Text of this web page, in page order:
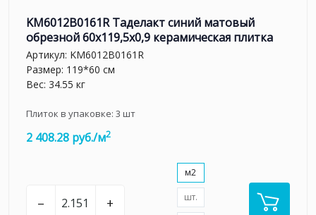
KM6012B0161R Таделакт синий матовый
обрезной 60x119,5x0,9 керамическая плитка
Артикул: KM6012B0161R
Размер: 119*60 см
Вес: 34.55 кг
Плиток в упаковке: 3 шт
2 408.28 руб./м2
– +
м2
шт.